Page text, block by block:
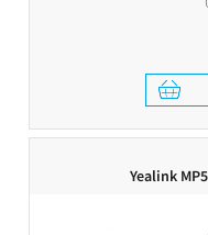
Yealink